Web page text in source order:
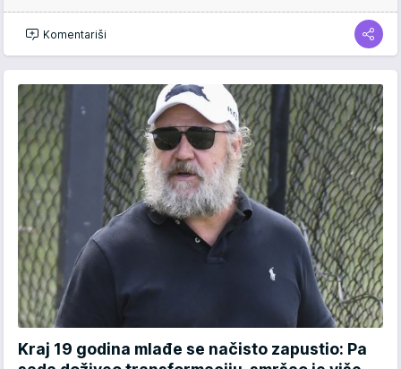
Komentariši
Kraj 19 godina mlađe se načisto zapustio: Pa